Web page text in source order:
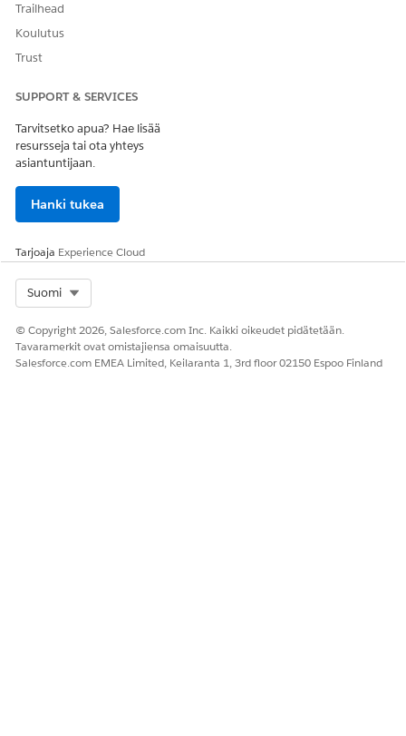
Trailhead
Koulutus
Trust
SUPPORT & SERVICES
Tarvitsetko apua? Hae lisää
resursseja tai ota yhteys
asiantuntijaan.
Hanki tukea
Tarjoaja Experience Cloud
Suomi
© Copyright 2026, Salesforce.com Inc. Kaikki oikeudet pidätetään.
Tavaramerkit ovat omistajiensa omaisuutta.
Salesforce.com EMEA Limited, Keilaranta 1, 3rd floor 02150 Espoo Finland